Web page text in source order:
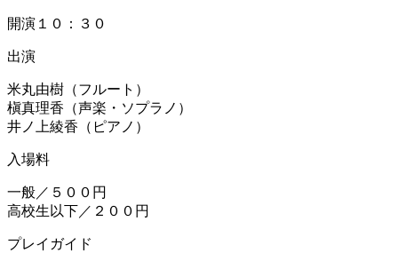
開演 １０：３０
出演
米丸由樹（フルート）
槇真理香（声楽・ソプラノ）
井ノ上綾香（ピアノ）
入場料
一般／５００円
高校生以下／２００円
プレイガイド